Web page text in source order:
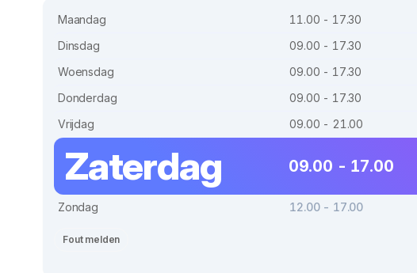
Maandag
11.00 - 17.30
Dinsdag
09.00 - 17.30
Woensdag
09.00 - 17.30
Donderdag
09.00 - 17.30
Vrijdag
09.00 - 21.00
Zaterdag 09.00 - 17.00
Zondag 12.00 - 17.00
Fout melden